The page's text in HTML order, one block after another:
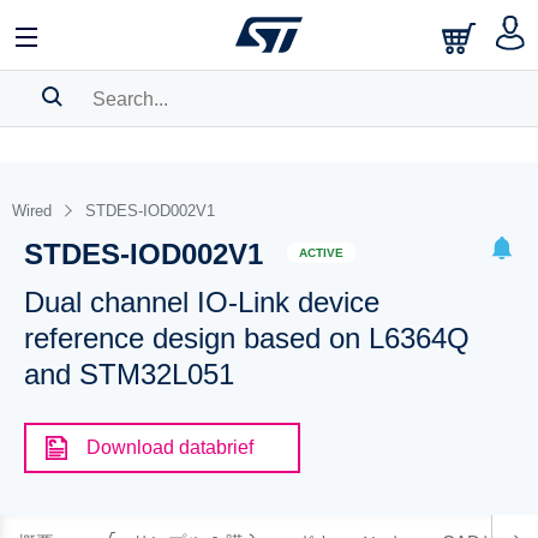
BOOKMARK
Pleaselog into show your saved searches.
Wired STDES-IOD002V1
STDES-IOD002V1 ACTIVE
Dual channel IO-Link device
reference design based on L6364Q
and STM32L051
Download databrief